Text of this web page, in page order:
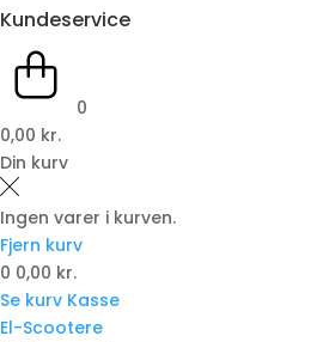
Kundeservice
0
0,00 kr.
Din kurv
Ingen varer i kurven.
Fjern kurv
0 0,00 kr.
Se kurv Kasse
El-Scootere